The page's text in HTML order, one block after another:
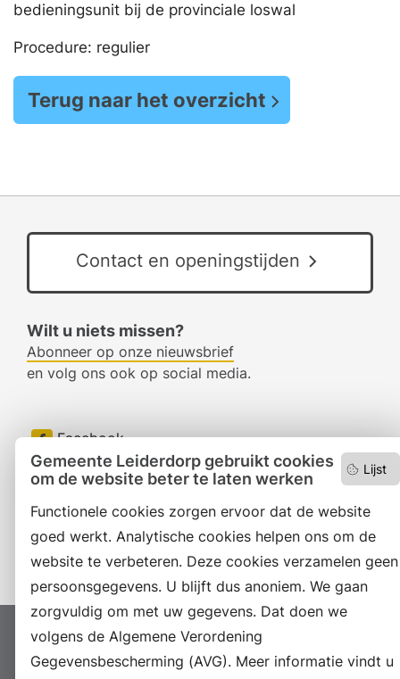
Lijst
Gemeente Leiderdorp gebruikt cookies
om de website beter te laten werken
Functionele cookies zorgen ervoor dat de website
goed werkt. Analytische cookies helpen ons om de
website te verbeteren. Deze cookies verzamelen geen
persoonsgegevens. U blijft dus anoniem. We gaan
zorgvuldig om met uw gegevens. Dat doen we
volgens de Algemene Verordening
Gegevensbescherming (AVG). Meer informatie vindt u
bedieningsunit bij de provinciale loswal
Procedure: regulier
Terug naar het overzicht
Contact en openingstijden
Wilt u niets missen?
Abonneer op onze nieuwsbrief
en volg ons ook op social media.
Facebook
RSS
LinkedIn
Instagram
Proclaimer Colofon
Toegankelijkheid
Sitemap
Privacyverklaring Servicenormen